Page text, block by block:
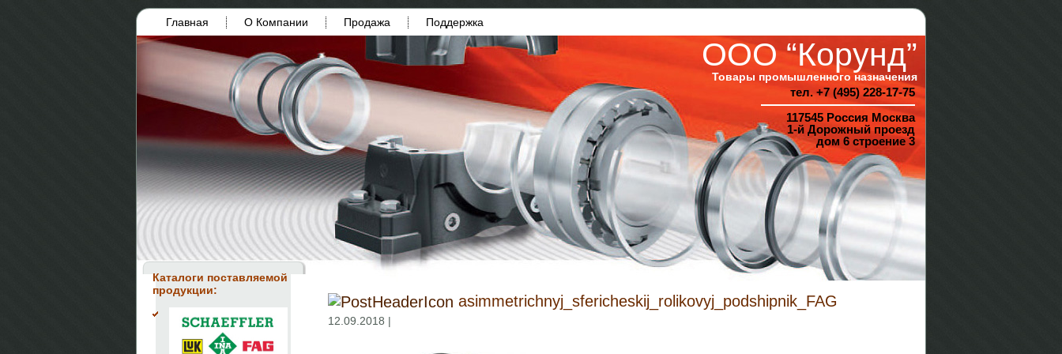
Главная О Компании Продажа Поддержка
ООО “Корунд”
Товары промышленного назначения
тел. +7 (495) 228-17-75
117545 Россия Москва
1-й Дорожный проезд
дом 6 строение 3
Каталоги поставляемой
продукции:
asimmetrichnyj_sfericheskij_rolikovyj_podshipnik_FAG
12.09.2018 |